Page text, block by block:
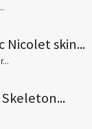
Nicolet skin...